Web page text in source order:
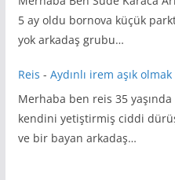
5 ay oldu bornova küçük
yok arkadaş grubu…
Reis - Aydınlı irem aşık
Merhaba ben reis 35
kendini yetiştirmiş ciddi
ve bir bayan arkadaş…